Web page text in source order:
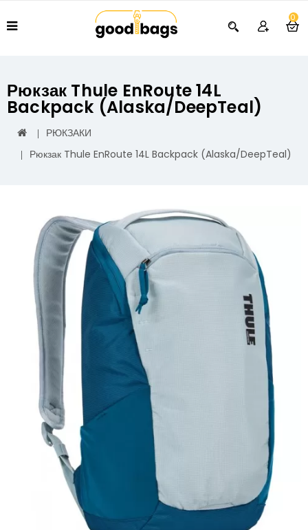
0
Рюкзак Thule EnRoute 14L
Backpack (Alaska/DeepTeal)
РЮКЗАКИ
Рюкзак Thule EnRoute 14L Backpack (Alaska/DeepTeal)